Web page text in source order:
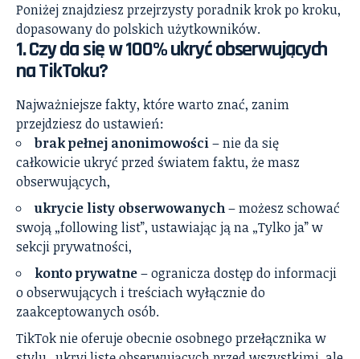
Poniżej znajdziesz przejrzysty poradnik krok po kroku,
dopasowany do polskich użytkowników.
1. Czy da się w 100% ukryć obserwujących
na TikToku?
Najważniejsze fakty, które warto znać, zanim
przejdziesz do ustawień:
brak pełnej anonimowości– nie da się
całkowicie ukryć przed światem faktu, że masz
obserwujących,
ukrycie listy obserwowanych– możesz schować
swoją „following list”, ustawiając ją na „Tylko ja” w
sekcji prywatności,
konto prywatne– ogranicza dostęp do informacji
o obserwujących i treściach wyłącznie do
zaakceptowanych osób.
TikTok nie oferuje obecnie osobnego przełącznika w